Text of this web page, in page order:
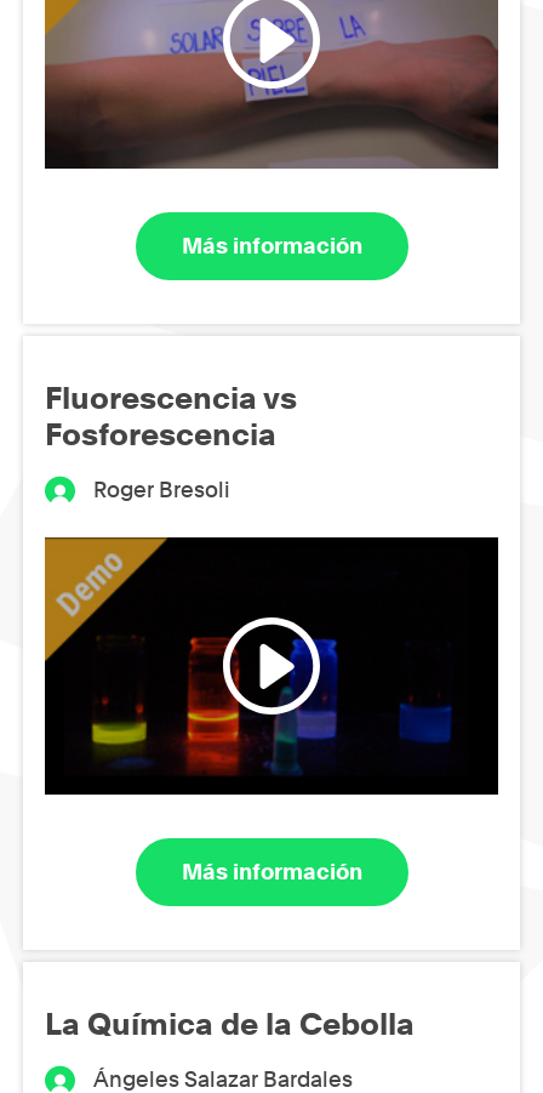
Más información
Fluorescencia vs
Fosforescencia
Roger Bresoli
Más información
La Química de la Cebolla
Ángeles Salazar Bardales